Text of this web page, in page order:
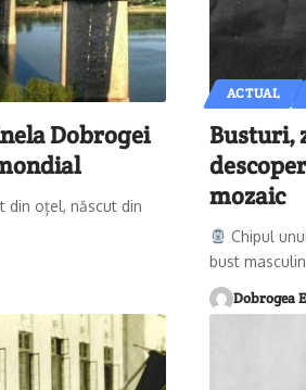
Dobrogei
din oțel, născut din
ACTUAL
Busturi,
mozaic
Chipul
bust masculin
Dobrogea